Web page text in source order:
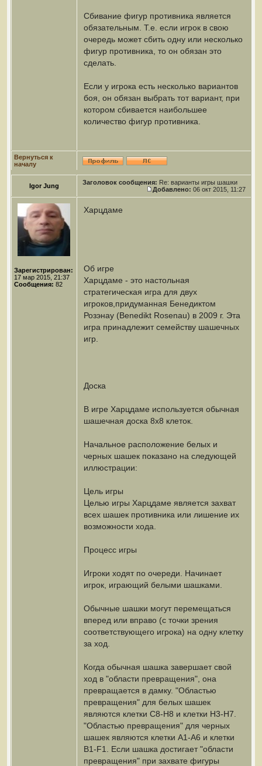
Сбивание фигур противника является
обязательным. Т.е. если игрок в свою
очередь может сбить одну или несколько
фигур противника, то он обязан это
сделать.
Если у игрока есть несколько вариантов
боя, он обязан выбрать тот вариант, при
котором сбивается наибольшее
количество фигур противника.
Вернуться к
началу
Igor Jung Заголовок сообщения: Re: варианты игры шашки
Добавлено: 06 окт 2015, 11:27
Зарегистрирован:
17 мар 2015, 21:37
Сообщения: 82
Харцдаме
Об игре
Харцдаме - это настольная
стратегическая игра для двух
игроков,придуманная Бенедиктом
Розэнау (Benedikt Rosenau) в 2009 г. Эта
игра принадлежит семейству шашечных
игр.
Доска
В игре Харцдаме используется обычная
шашечная доска 8х8 клеток.
Начальное расположение белых и
черных шашек показано на следующей
иллюстрации:
Цель игры
Целью игры Харцдаме является захват
всех шашек противника или лишение их
возможности хода.
Процесс игры
Игроки ходят по очереди. Начинает
игрок, играющий белыми шашками.
Обычные шашки могут перемещаться
вперед или вправо (с точки зрения
соответствующего игрока) на одну клетку
за ход.
Когда обычная шашка завершает свой
ход в "области превращения", она
превращается в дамку. "Областью
превращения" для белых шашек
являются клетки C8-H8 и клетки H3-H7.
"Областью превращения" для черных
шашек являются клетки A1-A6 и клетки
B1-F1. Если шашка достигает "области
превращения" при захвате фигуры